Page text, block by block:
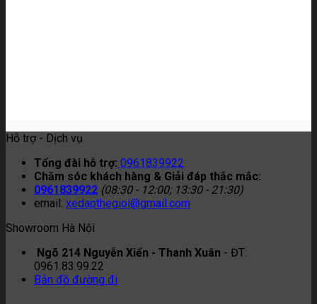
Hỗ trợ - Dịch vụ
Tổng đài hỗ trợ: 0961839922
Chăm sóc khách hàng & Giải đáp thắc mắc:
0961839922 (08:30 - 12:00; 13:30 - 21:30)
email: xedapthegioi@gmail.com
Showroom Hà Nội
Ngõ 214 Nguyễn Xiển - Thanh Xuân - ĐT:
0961.83.99.22
Bản đồ đường đi